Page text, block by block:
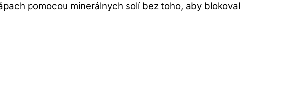
pomocou minerálnych solí bez toho, aby blokoval